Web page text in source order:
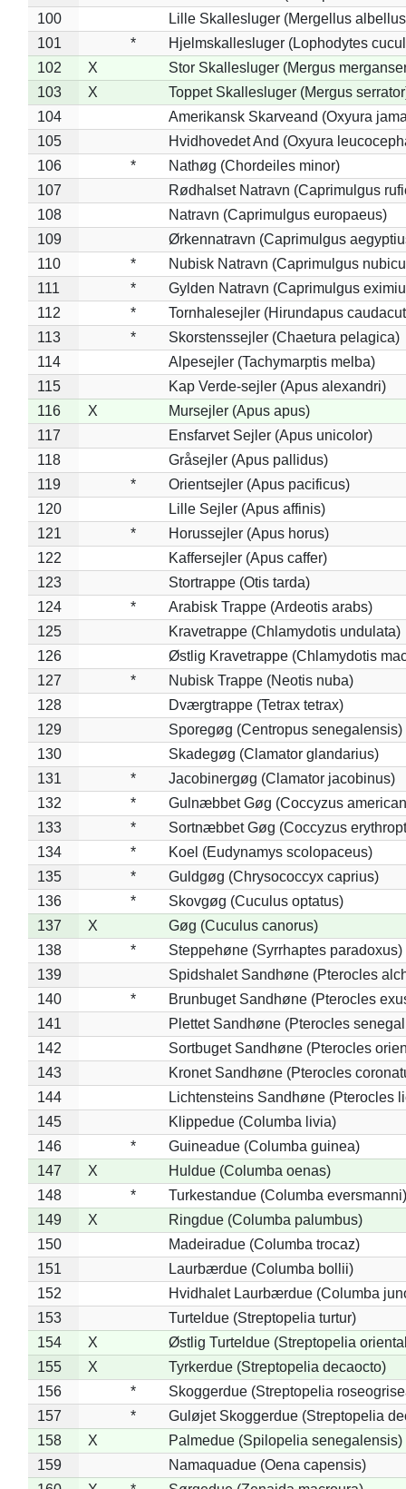
100
Lille Skallesluger (Mergellus
101
*
Hjelmskallesluger (Lophodytes
102
X
Stor Skallesluger (Mergus
103
X
Toppet Skallesluger (Mergus
104
Amerikansk Skarveand (Oxyura
105
Hvidhovedet And (Oxyura
106
*
Nathøg (Chordeiles minor)
107
Rødhalset Natravn (Caprimulgus
108
Natravn (Caprimulgus europaeus)
109
Ørkennatravn (Caprimulgus
110
*
Nubisk Natravn (Caprimulgus
111
*
Gylden Natravn (Caprimulgus
112
*
Tornhalesejler (Hirundapus
113
*
Skorstenssejler (Chaetura pelagica)
114
Alpesejler (Tachymarptis melba)
115
Kap Verde-sejler (Apus alexandri)
116
X
Mursejler (Apus apus)
117
Ensfarvet Sejler (Apus unicolor)
118
Gråsejler (Apus pallidus)
119
*
Orientsejler (Apus pacificus)
120
Lille Sejler (Apus affinis)
121
*
Horussejler (Apus horus)
122
Kaffersejler (Apus caffer)
123
Stortrappe (Otis tarda)
124
*
Arabisk Trappe (Ardeotis arabs)
125
Kravetrappe (Chlamydotis undulata)
126
Østlig Kravetrappe (Chlamydotis
127
*
Nubisk Trappe (Neotis nuba)
128
Dværgtrappe (Tetrax tetrax)
129
Sporegøg (Centropus senegalensis)
130
Skadegøg (Clamator glandarius)
131
*
Jacobinergøg (Clamator jacobinus)
132
*
Gulnæbbet Gøg (Coccyzus
133
*
Sortnæbbet Gøg (Coccyzus
134
*
Koel (Eudynamys scolopaceus)
135
*
Guldgøg (Chrysococcyx caprius)
136
*
Skovgøg (Cuculus optatus)
137
X
Gøg (Cuculus canorus)
138
*
Steppehøne (Syrrhaptes paradoxus)
139
Spidshalet Sandhøne (Pterocles
140
*
Brunbuget Sandhøne (Pterocles
141
Plettet Sandhøne (Pterocles
142
Sortbuget Sandhøne (Pterocles
143
Kronet Sandhøne (Pterocles
144
Lichtensteins Sandhøne (Pterocles
145
Klippedue (Columba livia)
146
*
Guineadue (Columba guinea)
147
X
Huldue (Columba oenas)
148
*
Turkestandue (Columba eversmanni)
149
X
Ringdue (Columba palumbus)
150
Madeiradue (Columba trocaz)
151
Laurbærdue (Columba bollii)
152
Hvidhalet Laurbærdue (Columba
153
Turteldue (Streptopelia turtur)
154
X
Østlig Turteldue (Streptopelia
155
X
Tyrkerdue (Streptopelia decaocto)
156
*
Skoggerdue (Streptopelia
157
*
Guløjet Skoggerdue (Streptopelia
158
X
Palmedue (Spilopelia senegalensis)
159
Namaquadue (Oena capensis)